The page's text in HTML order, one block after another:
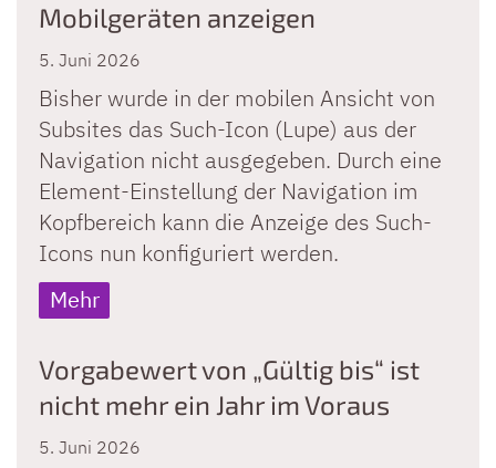
Mobilgeräten anzeigen
5. Juni 2026
Bisher wurde in der mobilen Ansicht von
Subsites das Such-Icon (Lupe) aus der
Navigation nicht ausgegeben. Durch eine
Element-Einstellung der Navigation im
Kopfbereich kann die Anzeige des Such-
Icons nun konfiguriert werden.
Mehr
Vorgabewert von „Gültig bis“ ist
nicht mehr ein Jahr im Voraus
5. Juni 2026